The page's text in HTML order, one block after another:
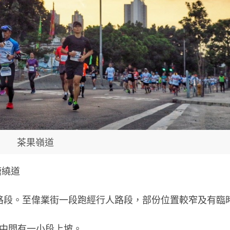
茶果嶺道
道
。至偉業街一段跑經行人路段，部份位置較窄及有臨